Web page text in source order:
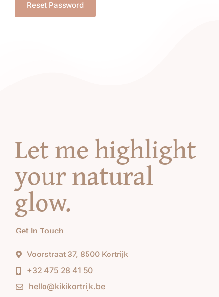
Reset Password
Let me highlight
your natural
glow.
Get In Touch
Voorstraat 37, 8500 Kortrijk
+32 475 28 41 50
hello@kikikortrijk.be